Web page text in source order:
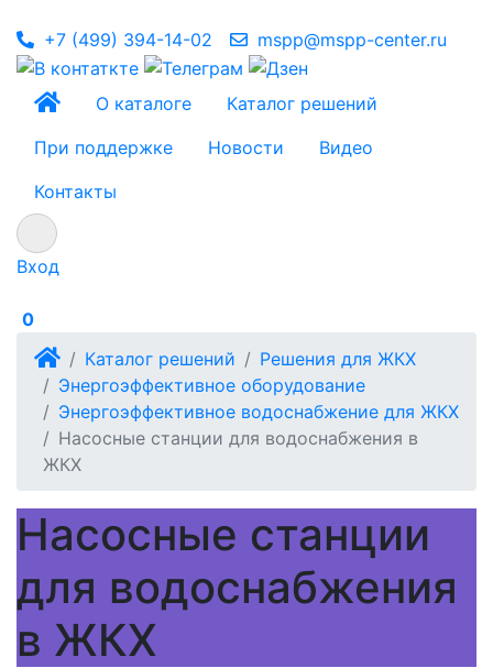
+7 (499) 394-14-02 mspp@mspp-center.ru
О каталоге
Каталог решений
При поддержке
Новости
Видео
Контакты
Вход
0
Каталог решений
Решения для ЖКХ
Энергоэффективное оборудование
Энергоэффективное водоснабжение для ЖКХ
Насосные станции для водоснабжения в
ЖКХ
Насосные станции
для водоснабжения
в ЖКХ